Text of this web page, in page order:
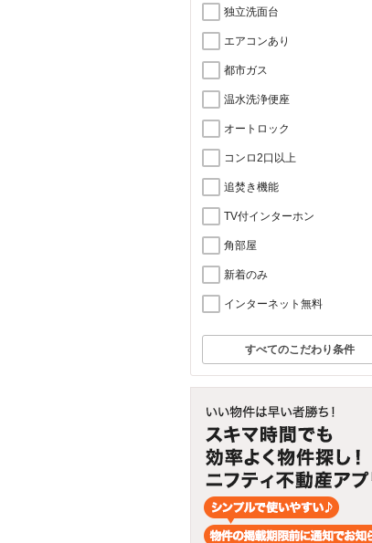
独立洗面台
エアコンあり
都市ガス
温水洗浄便座
オートロック
コンロ2口以上
追焚き機能
TV付インターホン
角部屋
新着のみ
インターネット無料
すべてのこだわり条件